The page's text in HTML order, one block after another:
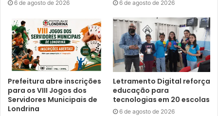
Etiquetas arte artista Copa do Mundo
escultura
homenagem
réplica taça troféu
6 de agosto de 2026 6 de agosto de 2026
Prefeitura abre inscrições
para os VIII Jogos dos
Servidores Municipais de
Londrina
Letramento Digital reforça
educação para
tecnologias em 20 escolas
6 de agosto de 2026